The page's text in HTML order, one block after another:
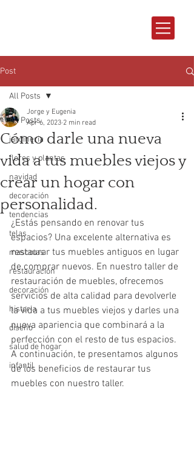
Post
All Posts
jardineria
flores y plantas
navidad
decoración
tendencias
telas
mascotas
restauración
decoración
historia
diseño
salud de hogar
infantil
All Posts
Cómo darle una nueva
vida a tus muebles viejos y
crear un hogar con
personalidad.
Jorge y Eugenia
Apr 6, 2023 2 min read
¿Estás pensando en renovar tus
espacios? Una excelente alternativa es
restaurar tus muebles antiguos en lugar
de comprar nuevos. En nuestro taller de
restauración de muebles, ofrecemos
servicios de alta calidad para devolverle
la vida a tus muebles viejos y darles una
nueva apariencia que combinará a la
perfección con el resto de tus espacios.
A continuación, te presentamos algunos
de los beneficios de restaurar tus
muebles con nuestro taller.